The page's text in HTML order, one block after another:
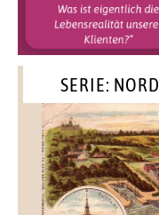
SERIE: